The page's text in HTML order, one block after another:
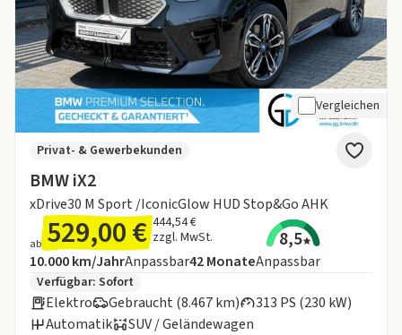
Vergleichen
BMW iX2
xDrive30 M Sport /IconicGlow HUD Stop&Go AHK
Privat- & Gewerbekunden
ab 529,00 € 444,54 €
zzgl. MwSt.
8,5
Angebotsdetails:
Inklusive Laufleistung
10.000 km/JahrAnpassbarLaufzeit
42MonateAnpassbar
Zusätzliche Fahrzeuginformationen:
Verfügbar: Sofort
Elektro Gebraucht (8.467 km)
313 PS (230 kW)
Automatik
SUV / Geländewagen